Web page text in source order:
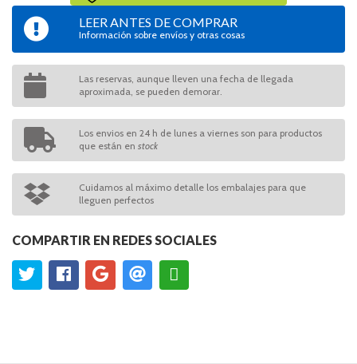
LEER ANTES DE COMPRAR
Información sobre envíos y otras cosas
Las reservas, aunque lleven una fecha de llegada
aproximada, se pueden demorar.
Los envios en 24 h de lunes a viernes son para productos
que están en stock
Cuidamos al máximo detalle los embalajes para que
lleguen perfectos
COMPARTIR EN REDES SOCIALES